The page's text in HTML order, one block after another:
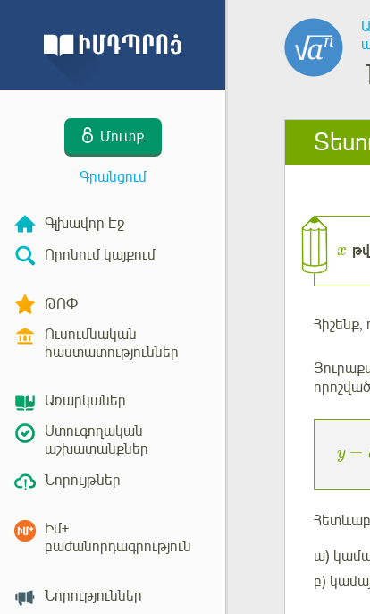
Մուտք
Գրանցում
Գլխավոր Էջ
Որոնում կայքում
ԹՈՓ
Ուսումնական
հաստատություններ
Առարկաներ
Ստուգողական
աշխատանքներ
Նորույթներ
Իմ+
բաժանորդագրություն
Նորություններ
x
Հիշենք,
y =
ա)
բ)